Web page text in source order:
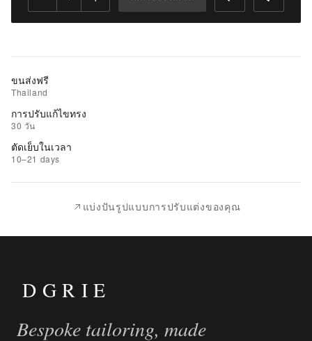
ไป
รถ
เข็น
รายการ
ที่
ชอบ
เปรียบ
ขนส่งฟรี
Thailand
การปรับแก้ไขทรง
30 วัน
ตัดเย็บในเวลา
10–21 days
แบ่งปันรูปแบบการปรับแต่งของคุณ
DGRIE
Bespoke tailoring, made